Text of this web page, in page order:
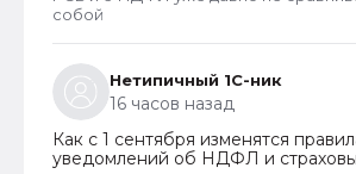
собой
Нетипичный 1С-ник
16 часов назад
Как с 1 сентября изменятся
уведомлений об НДФЛ и